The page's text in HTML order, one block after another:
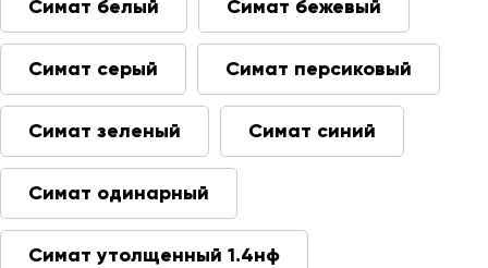
Симат белый Симат бежевый
Симат серый Симат персиковый
Симат зеленый Симат синий
Симат одинарный
Симат утолщенный 1.4нф